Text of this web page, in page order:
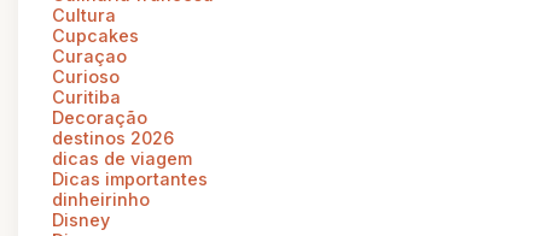
Cultura
Cupcakes
Curaçao
Curioso
Curitiba
Decoração
destinos 2026
dicas de viagem
Dicas importantes
dinheirinho
Disney